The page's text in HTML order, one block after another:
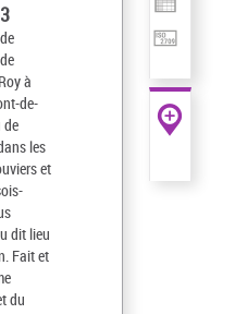
à
de-
de
les
et
dit lieu
Fait et
du